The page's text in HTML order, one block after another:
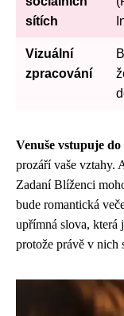
sítích
Vizuální
zpracování
Venuše vstupuje
prozáří vaše vztahy.
Zadaní Blíženci
bude romantická
upřímná slova, která
protože právě v nich